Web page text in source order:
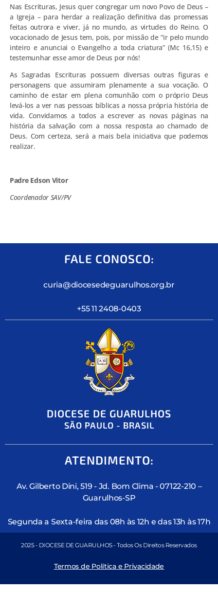
Nas Escrituras, Jesus quer congregar um novo Povo de Deus –
a Igreja – para herdar a realização definitiva das promessas
feitas outrora e viver, já no mundo, as virtudes do Reino. O
vocacionado de Jesus tem, pois, por missão de “ir pelo mundo
inteiro e anunciai o Evangelho a toda criatura” (Mc 16,15) e
testemunhar esse amor de Deus por nós!
As Sagradas Escrituras possuem diversas outras figuras e
personagens que assumiram plenamente a sua vocação. O
caminho de estar em plena comunhão com o próprio Deus
levá-los a ver nas pessoas bíblicas a nossa própria história de
vida. Convidamos a todos a escrever as novas páginas na
história da salvação com a nossa resposta ao chamado de
Deus. Com certeza, será a mais bela iniciativa que podemos
realizar.
Padre Edson Vitor
Coordenador SAV/PV
FALE CONOSCO:
curia@diocesedeguarulhos.org.br
+55 11 2408-0403
DIOCESE DE GUARULHOS
SÃO PAULO - BRASIL
ATENDIMENTO:
Av. Gilberto Dini, 519 - Jd. Bom Clima - 07122-210 –
Guarulhos-SP
Segunda a Sexta-feira das 08h às 12h e das 13h às 17h
2025 - DIOCESE DE GUARULHOS - Todos Os Direitos Reservados
Termos de Política e Privacidade